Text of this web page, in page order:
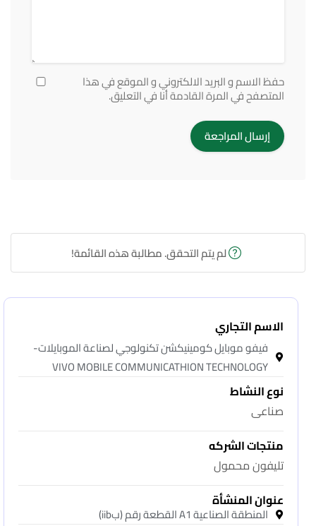
حفظ الاسم و البريد الالكتروني و الموقع في هذا
المتصفح في المرة القادمة أنا في التعليق.
لم يتم التحقق. مطالبة هذه القائمة!
الاسم التجاري
فيفو موبايل كومينيكشن تكنولوجي لصناعة الموبايلات-
VIVO MOBILE COMMUNICATHION TECHNOLOGY
نوع النشاط
صناعى
منتجات الشركه
تليفون محمول
عنوان المنشأة
المنطقة الصناعية A1 القطعة رقم (بiib)